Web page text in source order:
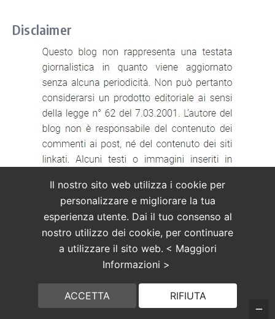
Disclaimer
Il nostro sito web utilizza i cookie per
personalizzare e migliorare la tua
esperienza utente. Dai il tuo consenso al
nostro utilizzo dei cookie, per continuare
a utilizzare il sito web. < Maggiori
Informazioni >
ACCETTA RIFIUTA